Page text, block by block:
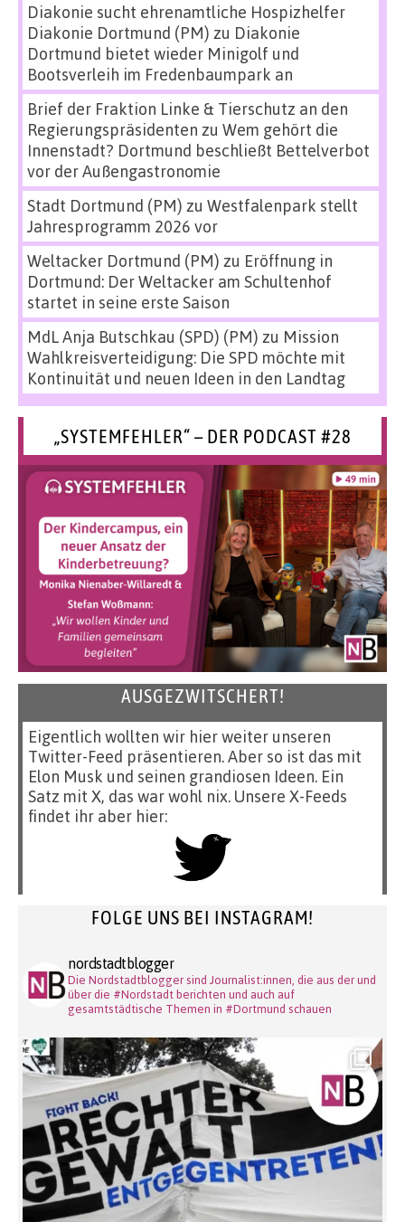
Diakonie sucht ehrenamtliche Hospizhelfer
Diakonie Dortmund (PM) zu Diakonie
Dortmund bietet wieder Minigolf und
Bootsverleih im Fredenbaumpark an
Brief der Fraktion Linke & Tierschutz an den
Regierungspräsidenten zu Wem gehört die
Innenstadt? Dortmund beschließt Bettelverbot
vor der Außengastronomie
Stadt Dortmund (PM) zu Westfalenpark stellt
Jahresprogramm 2026 vor
Weltacker Dortmund (PM) zu Eröffnung in
Dortmund: Der Weltacker am Schultenhof
startet in seine erste Saison
MdL Anja Butschkau (SPD) (PM) zu Mission
Wahlkreisverteidigung: Die SPD möchte mit
Kontinuität und neuen Ideen in den Landtag
„SYSTEMFEHLER“ – DER PODCAST #28
AUSGEZWITSCHERT!
Eigentlich wollten wir hier weiter unseren
Twitter-Feed präsentieren. Aber so ist das mit
Elon Musk und seinen grandiosen Ideen. Ein
Satz mit X, das war wohl nix. Unsere X-Feeds
findet ihr aber hier:
FOLGE UNS BEI INSTAGRAM!
nordstadtblogger
Die Nordstadtblogger sind Journalist:innen, die aus der und
über die #Nordstadt berichten und auch auf
gesamtstädtische Themen in #Dortmund schauen